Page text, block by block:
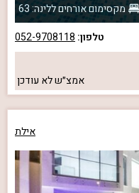
מקסימום אורחים ללינה: 63
טלפון: 052-9708118
אמצ״שלא עודכן
אילת